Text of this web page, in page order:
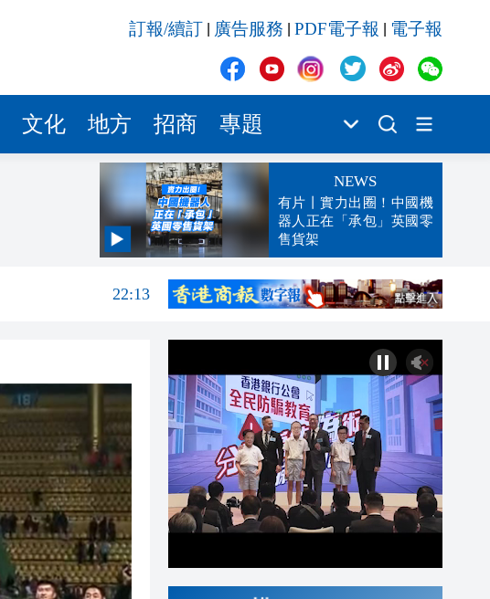
訂報/續訂 廣告服務 PDF電子報 電子報
文化 地方 招商 專題
NEWS
有片丨實力出圈！中國機
器人正在「承包」英國零
售貨架
22:22
22:13
21:30
21:29
21:01